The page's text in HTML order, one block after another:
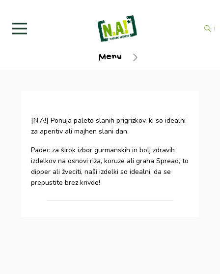
Menu
[N.A!] Ponuja paleto slanih prigrizkov, ki so idealni
za aperitiv ali majhen slani dan.
Padec za širok izbor gurmanskih in bolj zdravih
izdelkov na osnovi riža, koruze ali graha Spread, to
dipper ali žveciti, naši izdelki so idealni, da se
prepustite brez krivde!